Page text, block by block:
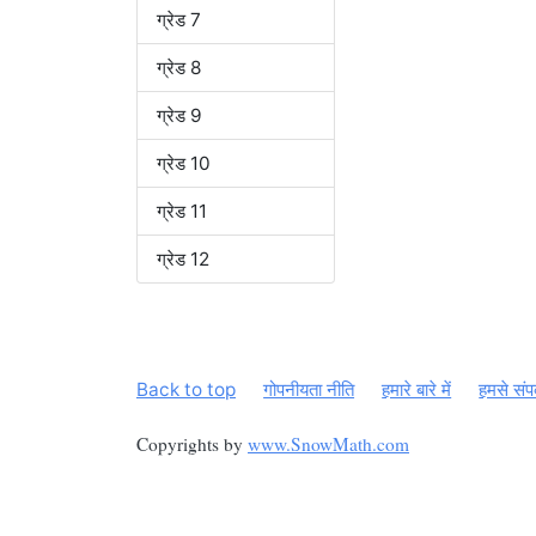
ग्रेड 7
ग्रेड 8
ग्रेड 9
ग्रेड 10
ग्रेड 11
ग्रेड 12
Back to top गोपनीयता नीति हमारे बारे में हमसे
Copyrights by www.SnowMath.com